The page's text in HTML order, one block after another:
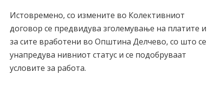
Истовремено, со измените во Колективниот
договор се предвидува зголемување на платите и
за сите вработени во Општина Делчево, со што се
унапредува нивниот статус и се подобруваат
условите за работа.